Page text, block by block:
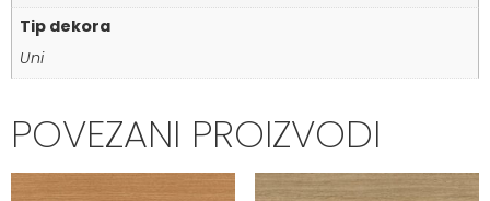
Tip dekora
Uni
POVEZANI PROIZVODI